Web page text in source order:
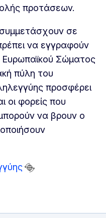
προτάσεων.
σε
να εγγραφούν
Ευρωπαϊκού Σώματος
πύλη του
προσφέρει
οι φορείς που
να βρουν ο